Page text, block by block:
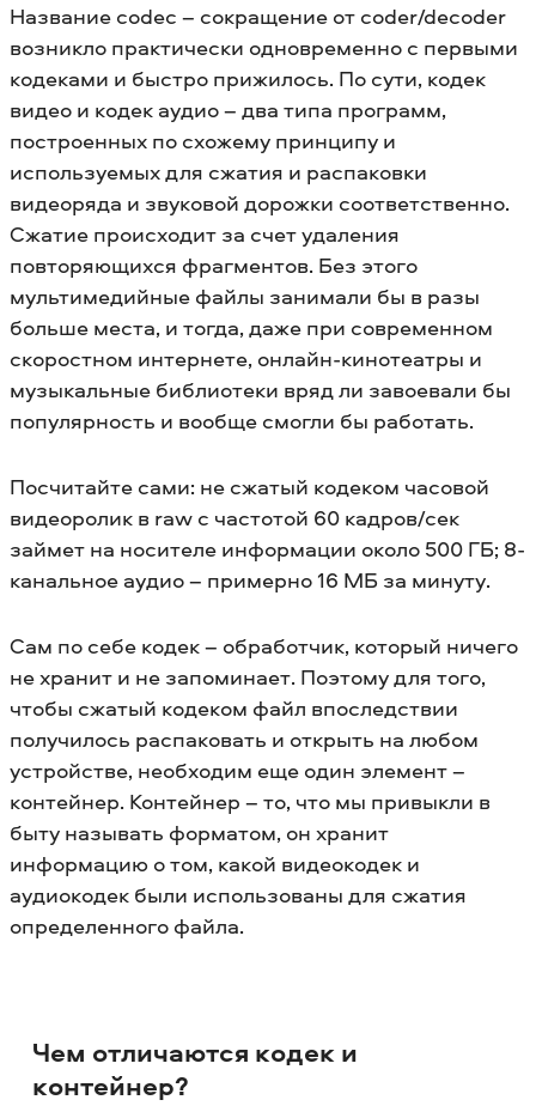
Название codec – сокращение от coder/decoder
возникло практически одновременно с первыми
кодеками и быстро прижилось. По сути, кодек
видео и кодек аудио – два типа программ,
построенных по схожему принципу и
используемых для сжатия и распаковки
видеоряда и звуковой дорожки соответственно.
Сжатие происходит за счет удаления
повторяющихся фрагментов. Без этого
мультимедийные файлы занимали бы в разы
больше места, и тогда, даже при современном
скоростном интернете, онлайн-кинотеатры и
музыкальные библиотеки вряд ли завоевали бы
популярность и вообще смогли бы работать.
Посчитайте сами: не сжатый кодеком часовой
видеоролик в raw с частотой 60 кадров/сек
займет на носителе информации около 500 ГБ; 8-
канальное аудио – примерно 16 МБ за минуту.
Сам по себе кодек – обработчик, который ничего
не хранит и не запоминает. Поэтому для того,
чтобы сжатый кодеком файл впоследствии
получилось распаковать и открыть на любом
устройстве, необходим еще один элемент –
контейнер. Контейнер – то, что мы привыкли в
быту называть форматом, он хранит
информацию о том, какой видеокодек и
аудиокодек были использованы для сжатия
определенного файла.
Чем отличаются кодек и
контейнер?